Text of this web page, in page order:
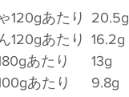
かぼちゃ120gあたり	20.5g
れんこん120gあたり	16.2g
玉ねぎ180gあたり	13g
ごぼう100gあたり	9.8g